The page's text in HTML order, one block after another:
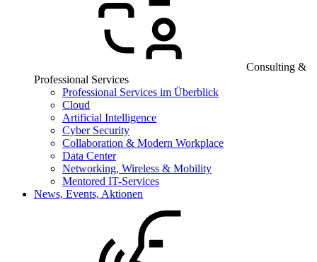
Consulting &
Professional Services
Professional Services im Überblick
Cloud
Artificial Intelligence
Cyber Security
Collaboration & Modern Workplace
Data Center
Networking, Wireless & Mobility
Mentored IT-Services
News, Events, Aktionen